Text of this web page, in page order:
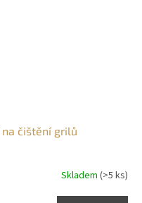
na čištění grilů
Skladem (>5 ks)